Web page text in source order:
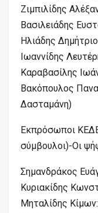
Ζιμπιλίδης
Βασιλειάδης
Ηλιάδης
Ιωαννίδης
Καραβασίλης
Βακόπουλος
Δασταμάνη)
Εκπρόσωποι
σύμβουλοι)-Οι
Σημανδράκος
Κυριακίδης
Μηταλίδης